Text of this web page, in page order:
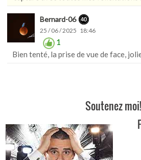
Bernard-06
25 / 06 / 2025 18:46
1
Bien tenté, la prise de vue de face,
Soutenez moi!